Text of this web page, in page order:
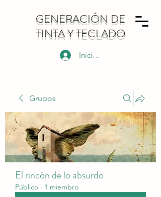
GENERACIÓN DE
TINTA Y TECLADO
Iniciar sesión
Grupos
El rincón de lo absurdo
Público · 1 miembro